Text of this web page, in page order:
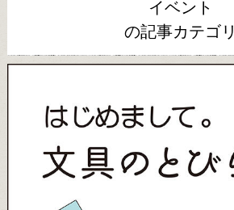
イベント
の記事カテゴリ